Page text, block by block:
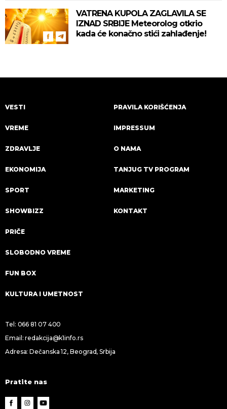
VATRENA KUPOLA ZAGLAVILA SE
IZNAD SRBIJE Meteorolog otkrio
kada će konačno stići zahlađenje!
VESTI
VREME
ZDRAVLJE
EKONOMIJA
SPORT
SHOWBIZZ
PRIČE
SLOBODNO VREME
FUN BOX
KULTURA I UMETNOST
PRAVILA KORIŠĆENJA
IMPRESSUM
O NAMA
TANJUG TV PROGRAM
MARKETING
KONTAKT
Tel: 066 81 07 400
Email:redakcija@k1info.rs
Adresa: Dečanska 12, Beograd, Srbija
Pratite nas